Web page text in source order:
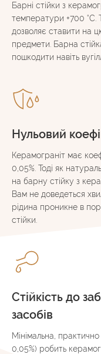
Барні стійки з
температури +700 °C.
дозволяє ставити на
предмети. Барна
пошкодити навіть
Нульовий
Керамограніт має
0,05%. Тоді як
на барну стійку з
Вам не доведеться
рідина проникне в
стійки.
Стійкість до
засобів
Мінімальна, практично
0,05%) робить